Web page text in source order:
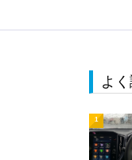
よ
1